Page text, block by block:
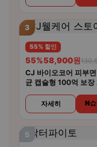
3
55% 할인
55%58,900원
CJ 바이오코어 피부
균 캡슐형 100억 보장
자세히 N
5